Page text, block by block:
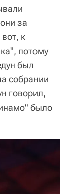
за
к
потому
был
собрании
говорил,
было